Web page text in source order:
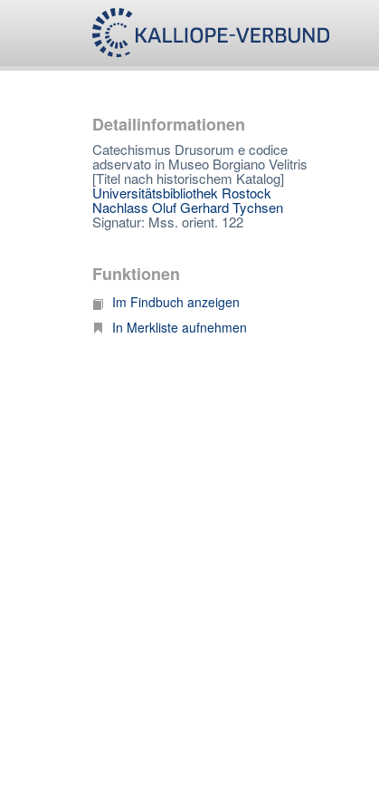
Detailinformationen
Catechismus Drusorum e codice
adservato in Museo Borgiano Velitris
[Titel nach historischem Katalog]
Universitätsbibliothek Rostock
Nachlass Oluf Gerhard Tychsen
Signatur: Mss. orient. 122
Funktionen
Im Findbuch anzeigen
In Merkliste aufnehmen